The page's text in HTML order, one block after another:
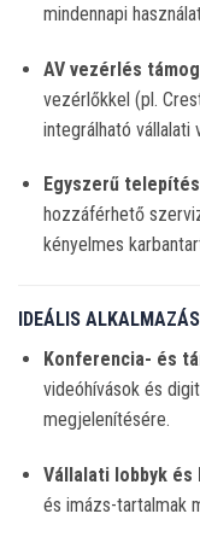
mindennapi
AV vezérlés
vezérlőkkel (pl.
integrálható vállalati
Egyszerű
hozzáférhető
kényelmes
IDEÁLIS
Konferencia- és
videóhívások és
megjelenítésére.
Vállalati lobbyk
és imázs-tartalmak